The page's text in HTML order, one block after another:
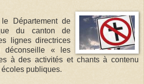
Département de
du canton de
lignes directrices
déconseille « les
à des activités et chants à contenu
publiques.